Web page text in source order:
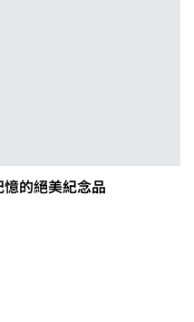
的絕美紀念品